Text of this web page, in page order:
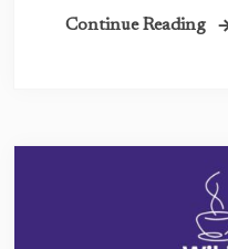
Continue Reading